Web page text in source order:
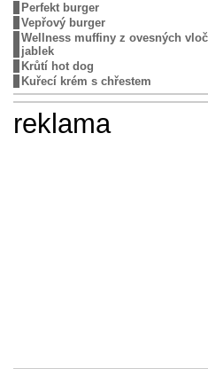
Perfekt burger
Vepřový burger
Wellness muffiny z ovesných
jablek
Krůtí hot dog
Kuřecí krém s chřestem
reklama